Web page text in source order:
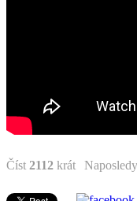
Číst 2112 krát